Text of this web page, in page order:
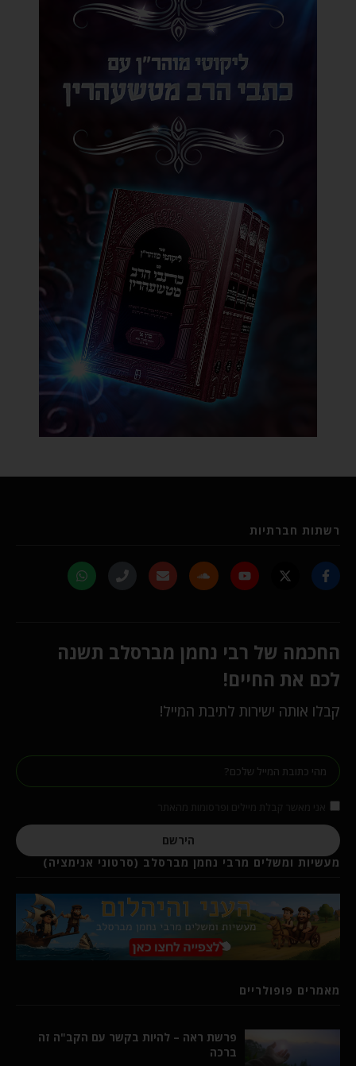
רשתות חברתיות
החכמה של רבי נחמן מברסלב תשנה
לכם את החיים!
קבלו אותה ישירות לתיבת המייל!
אני מאשר קבלת מיילים ופרסומות מהאתר
הירשם
מעשיות ומשלים מרבי נחמן מברסלב (סרטוני אנימציה)
מאמרים פופולריים
פרשת ראה – להיות בקשר עם הקב"ה זה
ברכה